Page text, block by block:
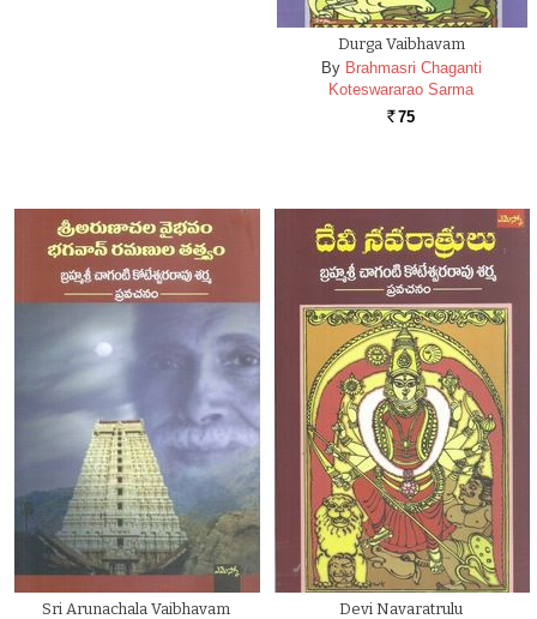
Durga Vaibhavam
By Brahmasri Chaganti
Koteswararao Sarma
Rs. 75
Sri Arunachala Vaibhavam
Devi Navaratrulu